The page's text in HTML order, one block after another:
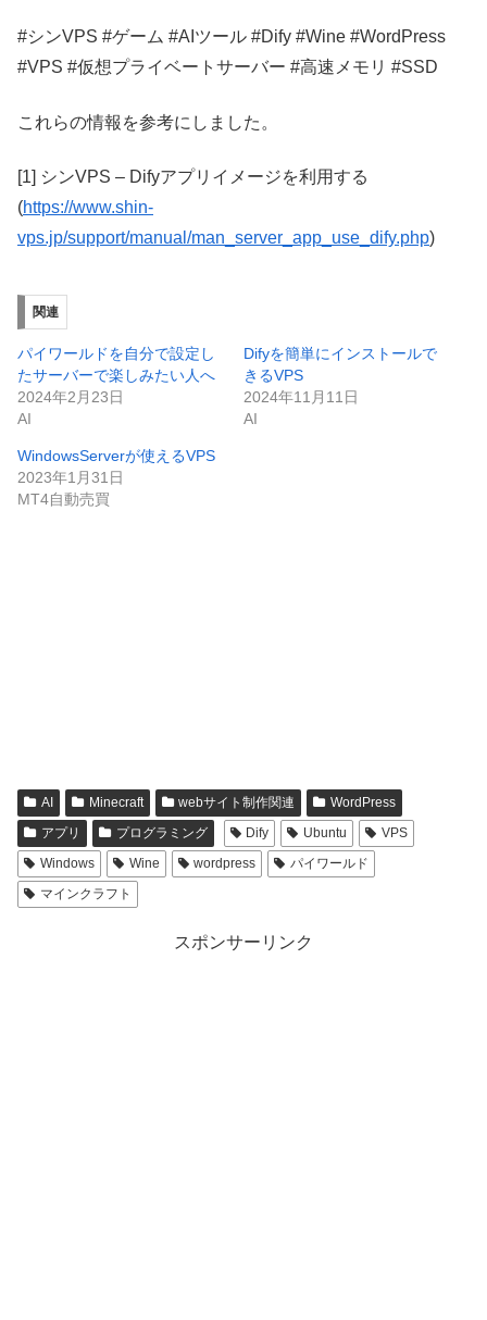
#シンVPS #ゲーム #AIツール #Dify #Wine #WordPress
#VPS #仮想プライベートサーバー #高速メモリ #SSD
これらの情報を参考にしました。
[1] シンVPS – Difyアプリイメージを利用する
(https://www.shin-
vps.jp/support/manual/man_server_app_use_dify.php)
関連
パイワールドを自分で設定し
たサーバーで楽しみたい人へ
2024年2月23日
AI
Difyを簡単にインストールで
きるVPS
2024年11月11日
AI
WindowsServerが使えるVPS
2023年1月31日
MT4自動売買
AI Minecraft webサイト制作関連
WordPress
アプリ
プログラミング Dify Ubuntu
VPS
Windows
Wine wordpress
パイワールド
マインクラフト
スポンサーリンク